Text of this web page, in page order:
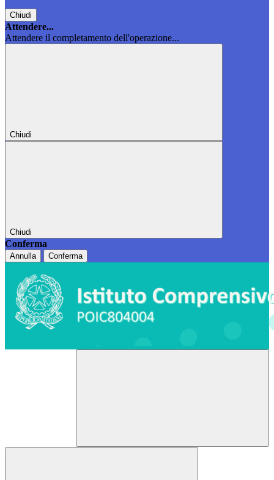
Chiudi
Attendere...
Attendere il completamento dell'operazione...
Chiudi
Chiudi
Conferma
Annulla Conferma